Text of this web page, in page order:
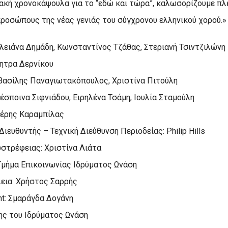
χρονοκάψουλα για το “εδώ και τώρα”, καλωσορίζουμε
της νέας γενιάς του σύγχρονου ελληνικού χορού.»
Δημάδη, Κωνσταντίνος Τζάθας, Στεριανή Τσιντζιλώνη
Δερνίκου
Παναγιωτακόπουλος, Χριστίνα Πιτούλη
Σιφνιάδου, Ειρηλένα Τσάμη, Ιουλία Σταμούλη
Καραμπίλας
– Τεχνική Διεύθυνση Περιοδείας: Philip Hills
Χριστίνα Λιάτα
Επικοινωνίας Ιδρύματος Ωνάση
Χρήστος Σαρρής
Σμαράγδα Δογάνη
του Ιδρύματος Ωνάση